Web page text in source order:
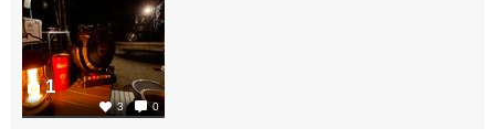
3 0
1